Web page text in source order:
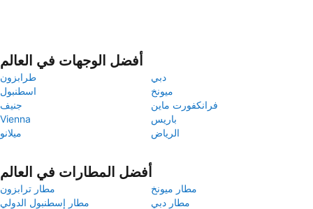
أفضل الوجهات في العالم
طرابزون
دبي
اسطنبول
ميونخ
جنيف
فرانكفورت ماين
Vienna
باريس
ميلانو
الرياض
أفضل المطارات في العالم
مطار ترابزون
مطار ميونخ
مطار إسطنبول الدولي
مطار دبي